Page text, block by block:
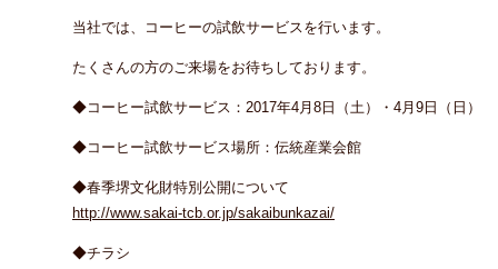
当社では、コーヒーの試飲サービスを行います。
たくさんの方のご来場をお待ちしております。
◆コーヒー試飲サービス：2017年4月8日（土）・4月9日（日）
◆コーヒー試飲サービス場所：伝統産業会館
◆春季堺文化財特別公開について
http://www.sakai-tcb.or.jp/sakaibunkazai/
◆チラシ